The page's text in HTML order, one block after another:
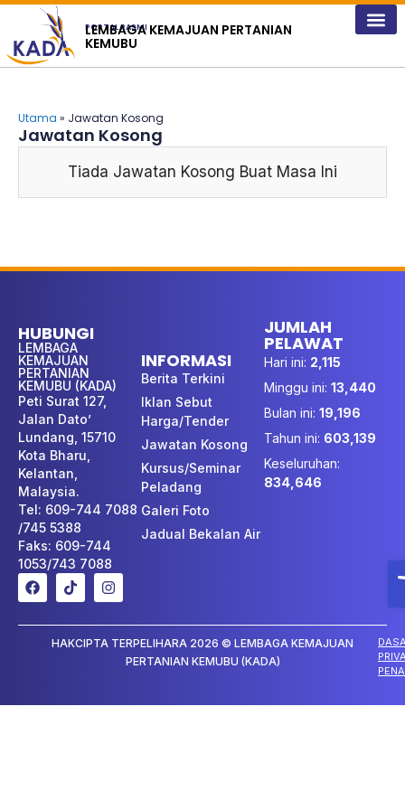
content
PORTAL RASMI
LEMBAGA KEMAJUAN PERTANIAN
KEMUBU
Utama » Jawatan Kosong
Jawatan Kosong
Tiada Jawatan Kosong Buat Masa Ini
HUBUNGI
LEMBAGA
KEMAJUAN
PERTANIAN
KEMUBU (KADA)
Peti Surat 127,
Jalan Dato’
Lundang, 15710
Kota Bharu,
Kelantan,
Malaysia.
Tel: 609-744 7088
/745 5388
Faks: 609-744
1053/743 7088
INFORMASI
Berita Terkini
Iklan Sebut
Harga/Tender
Jawatan Kosong
Kursus/Seminar
Peladang
Galeri Foto
Jadual Bekalan Air
JUMLAH
PELAWAT
Hari ini: 2,115
Minggu ini: 13,440
Bulan ini: 19,196
Tahun ini: 603,139
Keseluruhan:
834,646
HAKCIPTA TERPELIHARA 2026 © LEMBAGA KEMAJUAN
PERTANIAN KEMUBU (KADA)